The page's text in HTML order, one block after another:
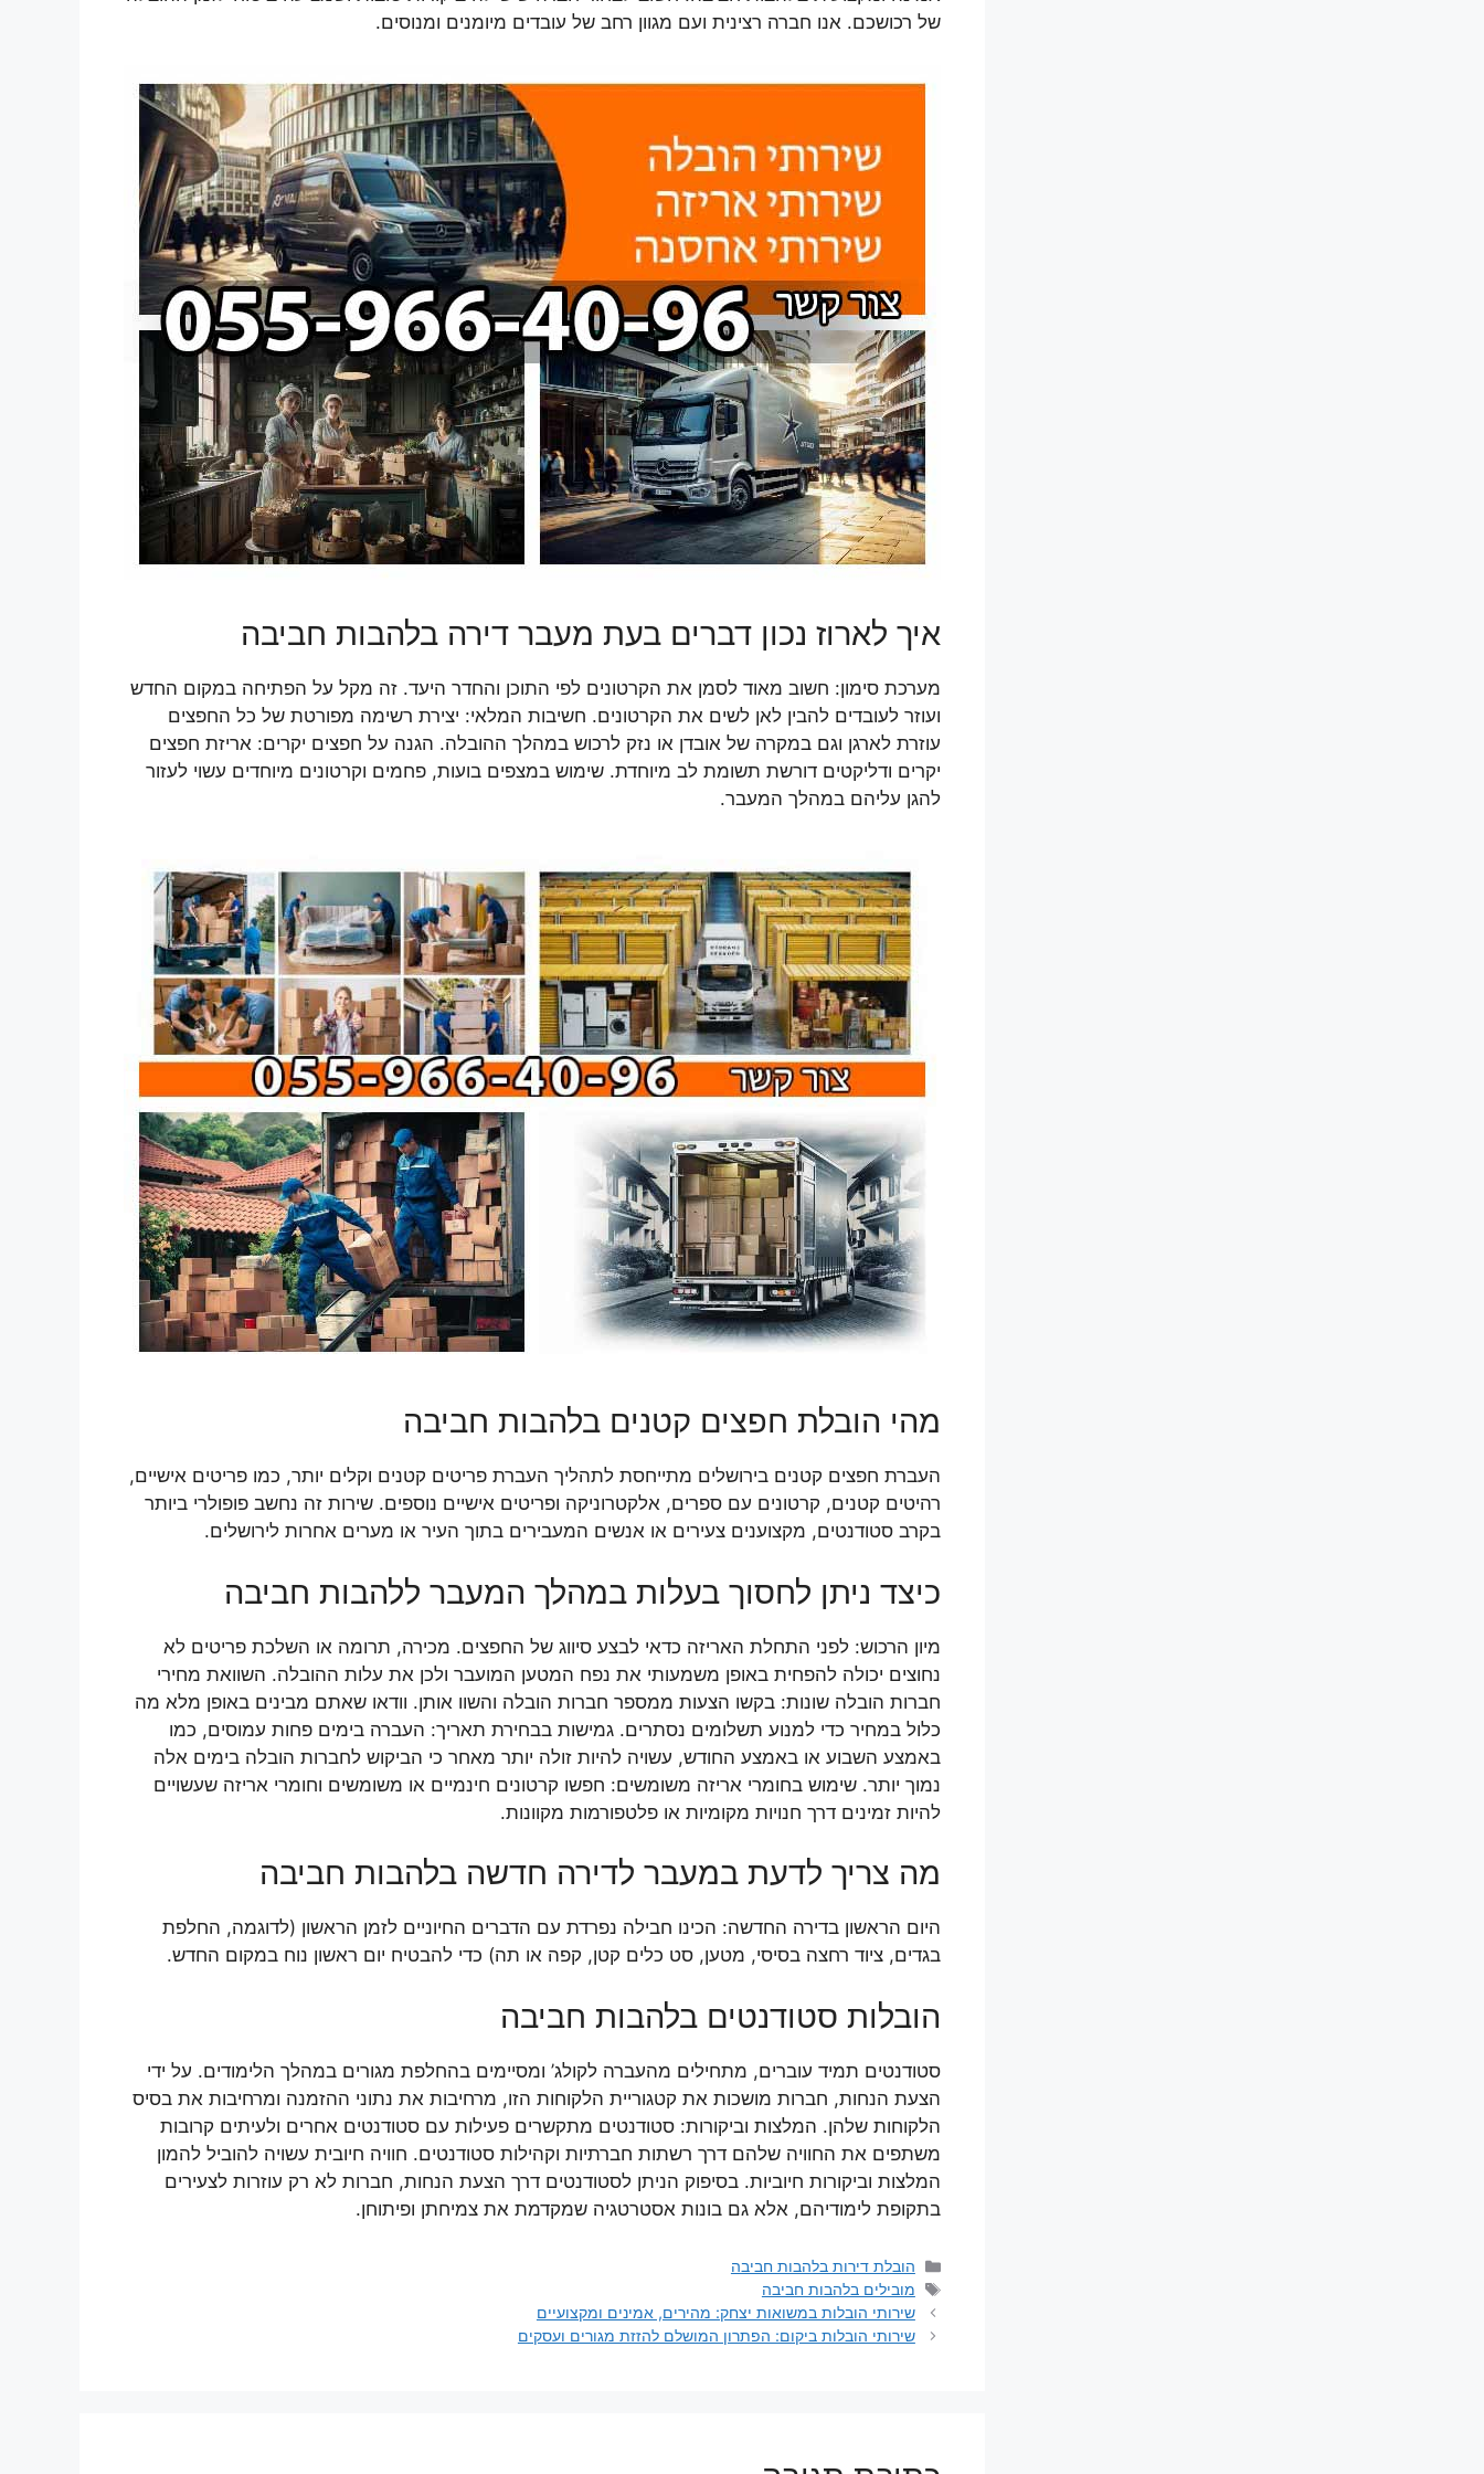
של רכושכם. אנו חברה רצינית ועם מגוון רחב של עובדים מיומנים ומנוסים.
איך לארוז נכון דברים בעת מעבר דירה בלהבות חביבה
מערכת סימון: חשוב מאוד לסמן את הקרטונים לפי התוכן והחדר היעד. זה מקל על הפתיחה במקום החדש
ועוזר לעובדים להבין לאן לשים את הקרטונים. חשיבות המלאי: יצירת רשימה מפורטת של כל החפצים
עוזרת לארגן וגם במקרה של אובדן או נזק לרכוש במהלך ההובלה. הגנה על חפצים יקרים: אריזת חפצים
יקרים ודליקטים דורשת תשומת לב מיוחדת. שימוש במצפים בועות, פחמים וקרטונים מיוחדים עשוי לעזור
להגן עליהם במהלך המעבר.
מהי הובלת חפצים קטנים בלהבות חביבה
העברת חפצים קטנים בירושלים מתייחסת לתהליך העברת פריטים קטנים וקלים יותר, כמו פריטים אישיים,
רהיטים קטנים, קרטונים עם ספרים, אלקטרוניקה ופריטים אישיים נוספים. שירות זה נחשב פופולרי ביותר
בקרב סטודנטים, מקצוענים צעירים או אנשים המעבירים בתוך העיר או מערים אחרות לירושלים.
כיצד ניתן לחסוך בעלות במהלך המעבר ללהבות חביבה
מיון הרכוש: לפני התחלת האריזה כדאי לבצע סיווג של החפצים. מכירה, תרומה או השלכת פריטים לא
נחוצים יכולה להפחית באופן משמעותי את נפח המטען המועבר ולכן את עלות ההובלה. השוואת מחירי
חברות הובלה שונות: בקשו הצעות ממספר חברות הובלה והשוו אותן. וודאו שאתם מבינים באופן מלא מה
כלול במחיר כדי למנוע תשלומים נסתרים. גמישות בבחירת תאריך: העברה בימים פחות עמוסים, כמו
באמצע השבוע או באמצע החודש, עשויה להיות זולה יותר מאחר כי הביקוש לחברות הובלה בימים אלה
נמוך יותר. שימוש בחומרי אריזה משומשים: חפשו קרטונים חינמיים או משומשים וחומרי אריזה שעשויים
להיות זמינים דרך חנויות מקומיות או פלטפורמות מקוונות.
מה צריך לדעת במעבר לדירה חדשה בלהבות חביבה
היום הראשון בדירה החדשה: הכינו חבילה נפרדת עם הדברים החיוניים לזמן הראשון (לדוגמה, החלפת
בגדים, ציוד רחצה בסיסי, מטען, סט כלים קטן, קפה או תה) כדי להבטיח יום ראשון נוח במקום החדש.
הובלות סטודנטים בלהבות חביבה
סטודנטים תמיד עוברים, מתחילים מהעברה לקולג’ ומסיימים בהחלפת מגורים במהלך הלימודים. על ידי
הצעת הנחות, חברות מושכות את קטגוריית הלקוחות הזו, מרחיבות את נתוני ההזמנה ומרחיבות את בסיס
הלקוחות שלהן. המלצות וביקורות: סטודנטים מתקשרים פעילות עם סטודנטים אחרים ולעיתים קרובות
משתפים את החוויה שלהם דרך רשתות חברתיות וקהילות סטודנטים. חוויה חיובית עשויה להוביל להמון
המלצות וביקורות חיוביות. בסיפוק הניתן לסטודנטים דרך הצעת הנחות, חברות לא רק עוזרות לצעירים
בתקופת לימודיהם, אלא גם בונות אסטרטגיה שמקדמת את צמיחתן ופיתוחן.
קטגוריות
הובלת דירות בלהבות חביבה
תגיות
מובילים בלהבות חביבה
שירותי הובלות במשואות יצחק: מהירים, אמינים ומקצועיים
שירותי הובלות ביקום: הפתרון המושלם להזזת מגורים ועסקים